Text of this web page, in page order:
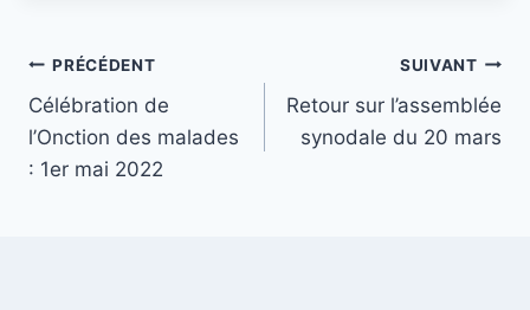
Navigation
de
l’article
PRÉCÉDENT
Célébration de
l’Onction des malades
: 1er mai 2022
SUIVANT
Retour sur l’assemblée
synodale du 20 mars